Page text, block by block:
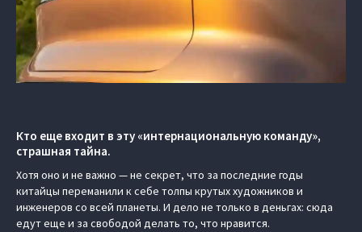
Кто еще входит в эту «интернациональную команду»,
страшная тайна.
Хотя оно и не важно — не секрет, что за последние годы
китайцы переманили к себе толпы крутых художников и
инженеров со всей планеты. И дело не только в деньгах: сюда
едут еще и за свободой делать то, что нравится.